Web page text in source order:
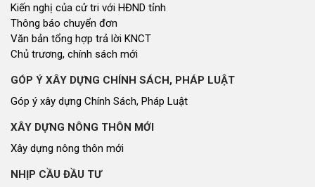
Kiến nghị của cử tri với HĐND tỉnh
Thông báo chuyển đơn
Văn bản tổng hợp trả lời KNCT
Chủ trương, chính sách mới
GÓP Ý XÂY DỰNG CHÍNH SÁCH, PHÁP LUẬT
Góp ý xây dựng Chính Sách, Pháp Luật
XÂY DỰNG NÔNG THÔN MỚI
Xây dựng nông thôn mới
NHỊP CẦU ĐẦU TƯ